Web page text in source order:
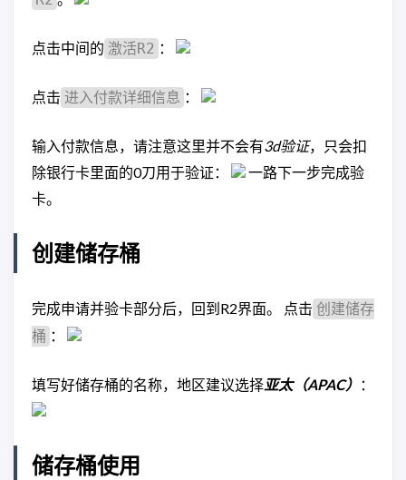
点击中间的 激活R2 ：
点击 进入付款详细信息 ：
输入付款信息，请注意这里并不会有3d验证，只会扣
除银行卡里面的0刀用于验证：
一路下一步完成验
卡。
创建储存桶
完成申请并验卡部分后，回到R2界面。 点击 创建储存
桶 ：
填写好储存桶的名称，地区建议选择亚太（APAC） ：
储存桶使用